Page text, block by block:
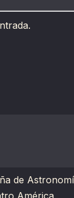
de